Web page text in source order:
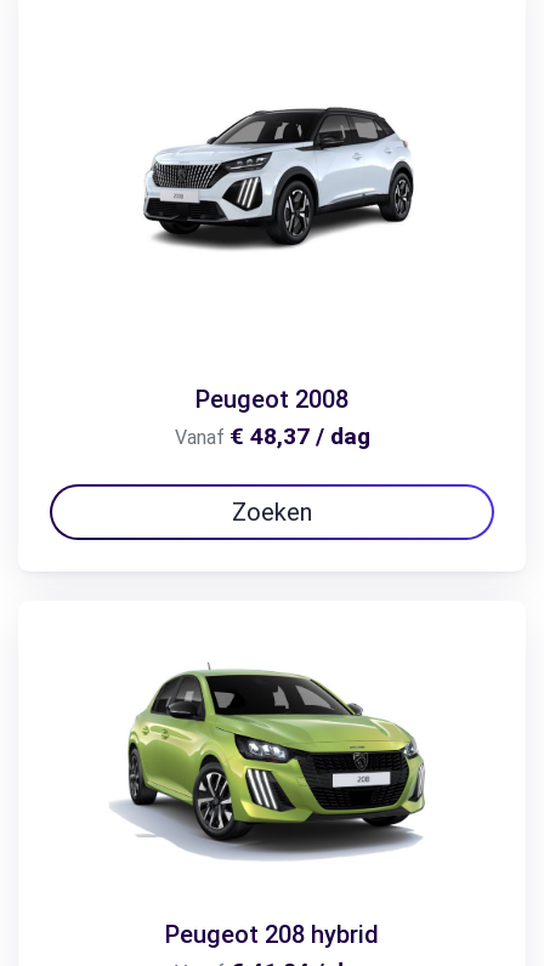
Peugeot 2008
Vanaf € 48,37 / dag
Zoeken
Peugeot 208 hybrid